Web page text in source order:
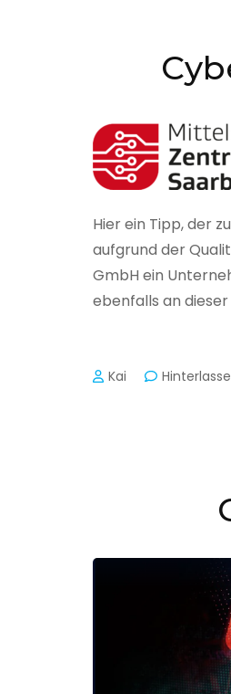
Hier ein Tipp, der
aufgrund der
GmbH ein
ebenfalls an
Kai